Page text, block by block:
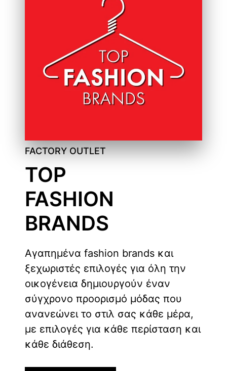
FACTORY OUTLET
TOP
FASHION
BRANDS
Αγαπημένα fashion brands και
ξεχωριστές επιλογές για όλη την
οικογένεια δημιουργούν έναν
σύγχρονο προορισμό μόδας που
ανανεώνει το στιλ σας κάθε μέρα,
με επιλογές για κάθε περίσταση και
κάθε διάθεση.